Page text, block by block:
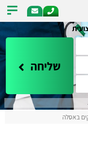
שליחה
באסלה